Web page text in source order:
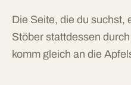
Die Seite, die du suchst,
Stöber stattdessen
komm gleich an die